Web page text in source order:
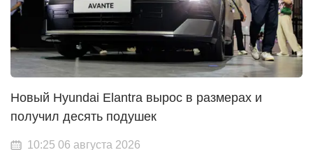
Новый Hyundai Elantra вырос в размерах и
получил десять подушек
10:25 06 августа 2026